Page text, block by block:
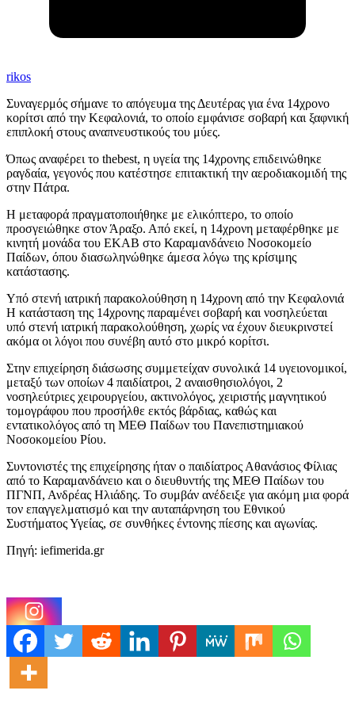
rikos
Συναγερμός σήμανε το απόγευμα της Δευτέρας για ένα 14χρονο
κορίτσι από την Κεφαλονιά, το οποίο εμφάνισε σοβαρή και ξαφνική
επιπλοκή στους αναπνευστικούς του μύες.
Όπως αναφέρει το thebest, η υγεία της 14χρονης επιδεινώθηκε
ραγδαία, γεγονός που κατέστησε επιτακτική την αεροδιακομιδή της
στην Πάτρα.
Η μεταφορά πραγματοποιήθηκε με ελικόπτερο, το οποίο
προσγειώθηκε στον Άραξο. Από εκεί, η 14χρονη μεταφέρθηκε με
κινητή μονάδα του ΕΚΑΒ στο Καραμανδάνειο Νοσοκομείο
Παίδων, όπου διασωληνώθηκε άμεσα λόγω της κρίσιμης
κατάστασης.
Υπό στενή ιατρική παρακολούθηση η 14χρονη από την Κεφαλονιά
Η κατάσταση της 14χρονης παραμένει σοβαρή και νοσηλεύεται
υπό στενή ιατρική παρακολούθηση, χωρίς να έχουν διευκρινστεί
ακόμα οι λόγοι που συνέβη αυτό στο μικρό κορίτσι.
Στην επιχείρηση διάσωσης συμμετείχαν συνολικά 14 υγειονομικοί,
μεταξύ των οποίων 4 παιδίατροι, 2 αναισθησιολόγοι, 2
νοσηλεύτριες χειρουργείου, ακτινολόγος, χειριστής μαγνητικού
τομογράφου που προσήλθε εκτός βάρδιας, καθώς και
εντατικολόγος από τη ΜΕΘ Παίδων του Πανεπιστημιακού
Νοσοκομείου Ρίου.
Συντονιστές της επιχείρησης ήταν ο παιδίατρος Αθανάσιος Φίλιας
από το Καραμανδάνειο και ο διευθυντής της ΜΕΘ Παίδων του
ΠΓΝΠ, Ανδρέας Ηλιάδης. Το συμβάν ανέδειξε για ακόμη μια φορά
τον επαγγελματισμό και την αυταπάρνηση του Εθνικού
Συστήματος Υγείας, σε συνθήκες έντονης πίεσης και αγωνίας.
Πηγή: iefimerida.gr